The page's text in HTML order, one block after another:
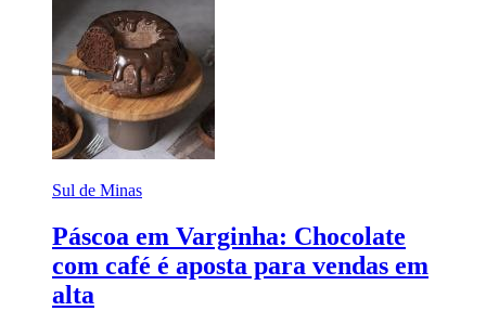
Sul de Minas
Páscoa em Varginha: Chocolate
com café é aposta para vendas em
alta